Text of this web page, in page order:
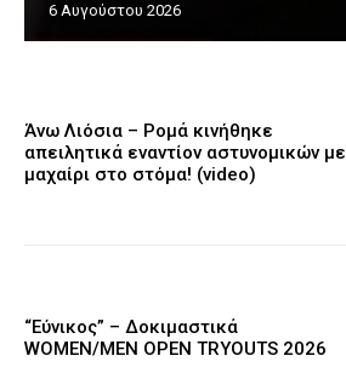
6 Αυγούστου 2026
Άνω Λιόσια – Ρομά κινήθηκε
απειλητικά εναντίον αστυνομικών με
μαχαίρι στο στόμα! (video)
“Εύνικος” – Δοκιμαστικά
WOMEN/MEN OPEN TRYOUTS 2026